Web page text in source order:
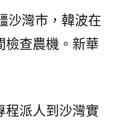
沙灣市，韓波在
檢查農機。新華
程派人到沙灣實